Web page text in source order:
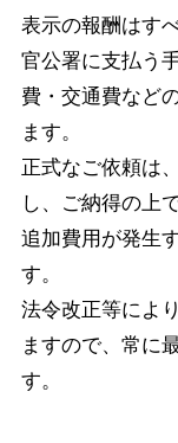
表示の報酬はす
官公署に支払う
費・交通費など
ます。
正式なご依頼は
し、ご納得の上
追加費用が発生
す。
法令改正等によ
ますので、常に
す。